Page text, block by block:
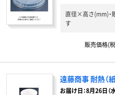
直径×高さ(mm)・
す
販売価格(
遠藤商事 耐熱（
お届け日：8月26日（